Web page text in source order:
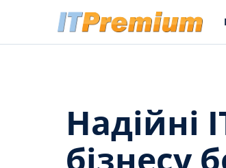
Надійні